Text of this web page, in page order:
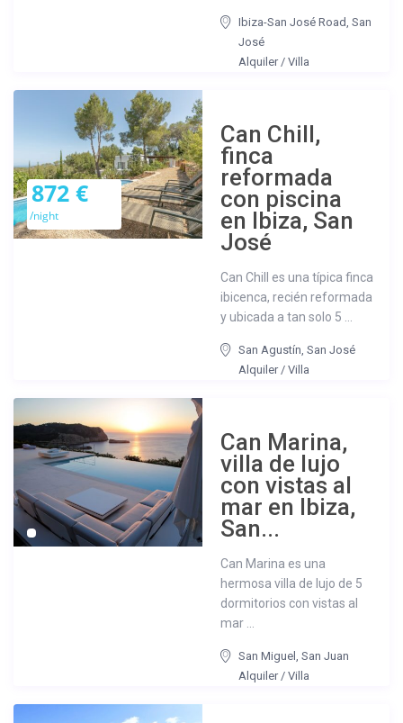
Ibiza-San José Road,San
José
Alquiler/Villa
872 €
/night
Can Chill,
finca
reformada
con piscina
en Ibiza, San
José
Can Chill es una típica finca
ibicenca, recién reformada
y ubicada a tan solo 5 ...
San Agustín,San José
Alquiler/Villa
Can Marina,
villa de lujo
con vistas al
mar en Ibiza,
San...
Can Marina es una
hermosa villa de lujo de 5
dormitorios con vistas al
mar ...
San Miguel,San Juan
Alquiler/Villa